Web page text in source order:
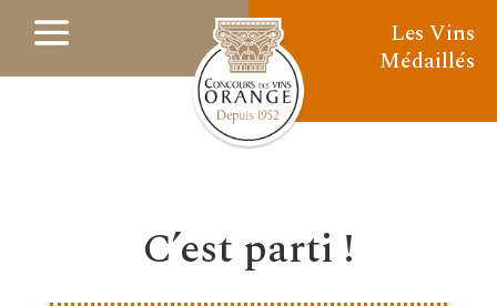
Les Vins
Médaillés
C’est parti !